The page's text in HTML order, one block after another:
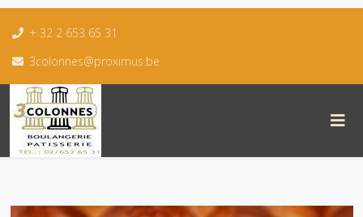
+ 32 2 653 65 31
3colonnes@proximus.be